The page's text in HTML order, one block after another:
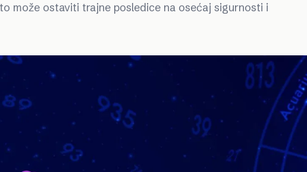
može ostaviti trajne posledice na osećaj sigurnosti i